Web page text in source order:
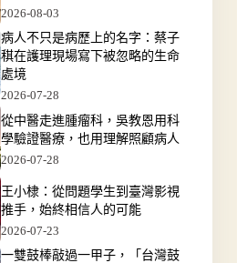
2026-08-03
病人不只是病歷上的名字：蔡子
稘在護理現場寫下被忽略的生命
處境
2026-07-28
從中醫走進腫瘤科，吳教恩用科
學驗證醫療，也用理解照顧病人
2026-07-28
王小棣：從問題學生到臺灣影視
推手，始終相信人的可能
2026-07-23
一雙鼓棒敲過一甲子，「台灣鼓